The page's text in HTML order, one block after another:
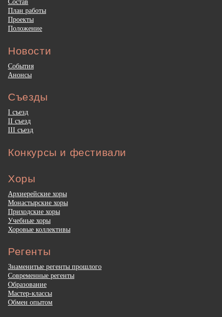
Состав
План работы
Проекты
Положение
Новости
События
Анонсы
Съезды
I съезд
II съезд
III съезд
Конкурсы и фестивали
Хоры
Архиерейские хоры
Монастырские хоры
Приходские хоры
Учебные хоры
Хоровые коллективы
Регенты
Знаменитые регенты прошлого
Современные регенты
Образование
Мастер-классы
Обмен опытом